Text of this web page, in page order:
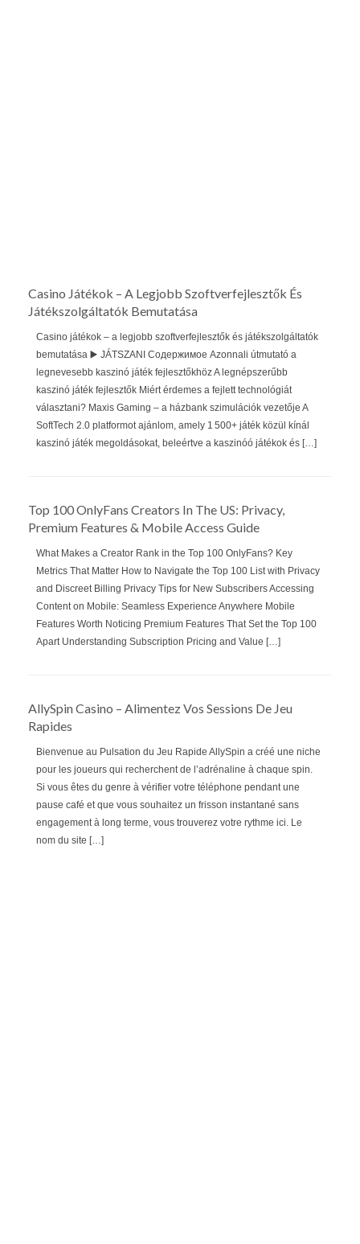
Casino Játékok – A Legjobb Szoftverfejlesztők És
Játékszolgáltatók Bemutatása
Casino játékok – a legjobb szoftverfejlesztők és játékszolgáltatók
bemutatása ▶️ JÁTSZANI Содержимое Azonnali útmutató a
legnevesebb kaszinó játék fejlesztőkhöz A legnépszerűbb
kaszinó játék fejlesztők Miért érdemes a fejlett technológiát
választani? Maxis Gaming – a házbank szimulációk vezetője A
SoftTech 2.0 platformot ajánlom, amely 1 500+ játék közül kínál
kaszinó játék megoldásokat, beleértve a kaszinóó játékok és […]
Top 100 OnlyFans Creators In The US: Privacy,
Premium Features & Mobile Access Guide
What Makes a Creator Rank in the Top 100 OnlyFans? Key
Metrics That Matter How to Navigate the Top 100 List with Privacy
and Discreet Billing Privacy Tips for New Subscribers Accessing
Content on Mobile: Seamless Experience Anywhere Mobile
Features Worth Noticing Premium Features That Set the Top 100
Apart Understanding Subscription Pricing and Value […]
AllySpin Casino – Alimentez Vos Sessions De Jeu
Rapides
Bienvenue au Pulsation du Jeu Rapide AllySpin a créé une niche
pour les joueurs qui recherchent de l’adrénaline à chaque spin.
Si vous êtes du genre à vérifier votre téléphone pendant une
pause café et que vous souhaitez un frisson instantané sans
engagement à long terme, vous trouverez votre rythme ici. Le
nom du site […]